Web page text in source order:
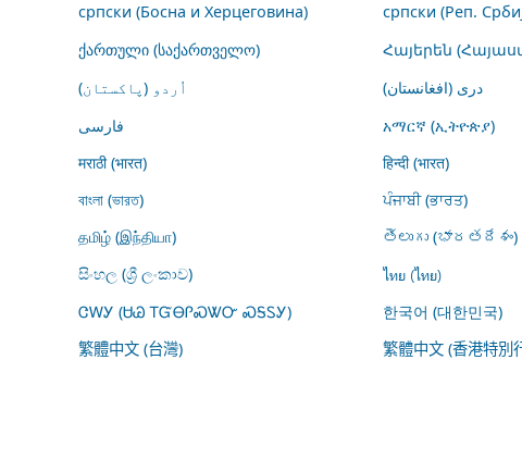
српски (Босна и Херцеговина) српски (Реп.
ქართული (საქართველო) Հայերեն
اُردو (پاکستان)
درى (افغانستان)
فارسى አማርኛ (ኢትዮጵያ)
मराठी (भारत)
हिन्दी (भारत)
বাংলা (ভারত)
ਪੰਜਾਬੀ (ਭਾਰਤ)
தமிழ் (இந்தியா)
తెలుగు (భారతదేశం)
සිංහල (ශ්‍රී ලංකාව)
ไทย (ไทย)
ᏣᎳᎩ (ᏌᏊ ᎢᏳᎾᎵᏍᏔᏅ ᏍᎦᏚᎩ)
한국어 (대한민국)
繁體中文 (台灣)
繁體中文 (香港特別